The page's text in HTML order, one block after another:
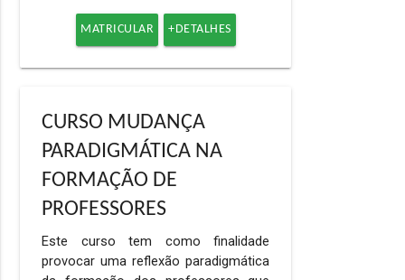
MATRICULAR +DETALHES
CURSO MUDANÇA
PARADIGMÁTICA NA
FORMAÇÃO DE
PROFESSORES
Este curso tem como finalidade
provocar uma reflexão paradigmática